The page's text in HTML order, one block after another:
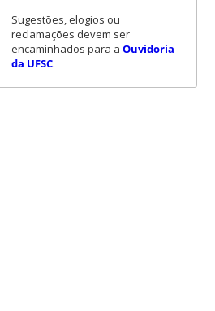
Sugestões, elogios ou
reclamações devem ser
encaminhados para a Ouvidoria
da UFSC.